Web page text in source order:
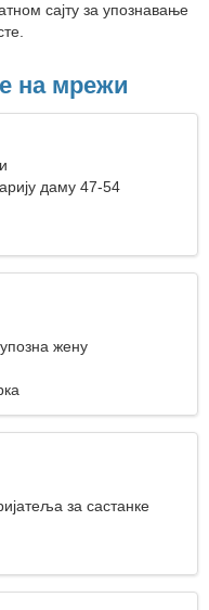
сајту за упознавање
на мрежи
даму 47-54
жену
за састанке